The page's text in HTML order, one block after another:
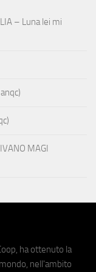
– Luna lei mi
MAGI
ha ottenuto la
nell'ambito